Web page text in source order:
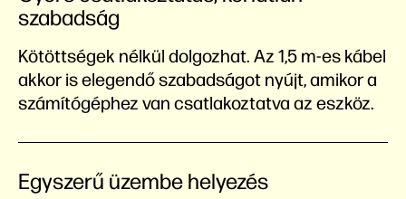
szabadság
Kötöttségek nélkül dolgozhat. Az 1,5 m-es kábel
akkor is elegendő szabadságot nyújt, amikor a
számítógéphez van csatlakoztatva az eszköz.
Egyszerű üzembe helyezés